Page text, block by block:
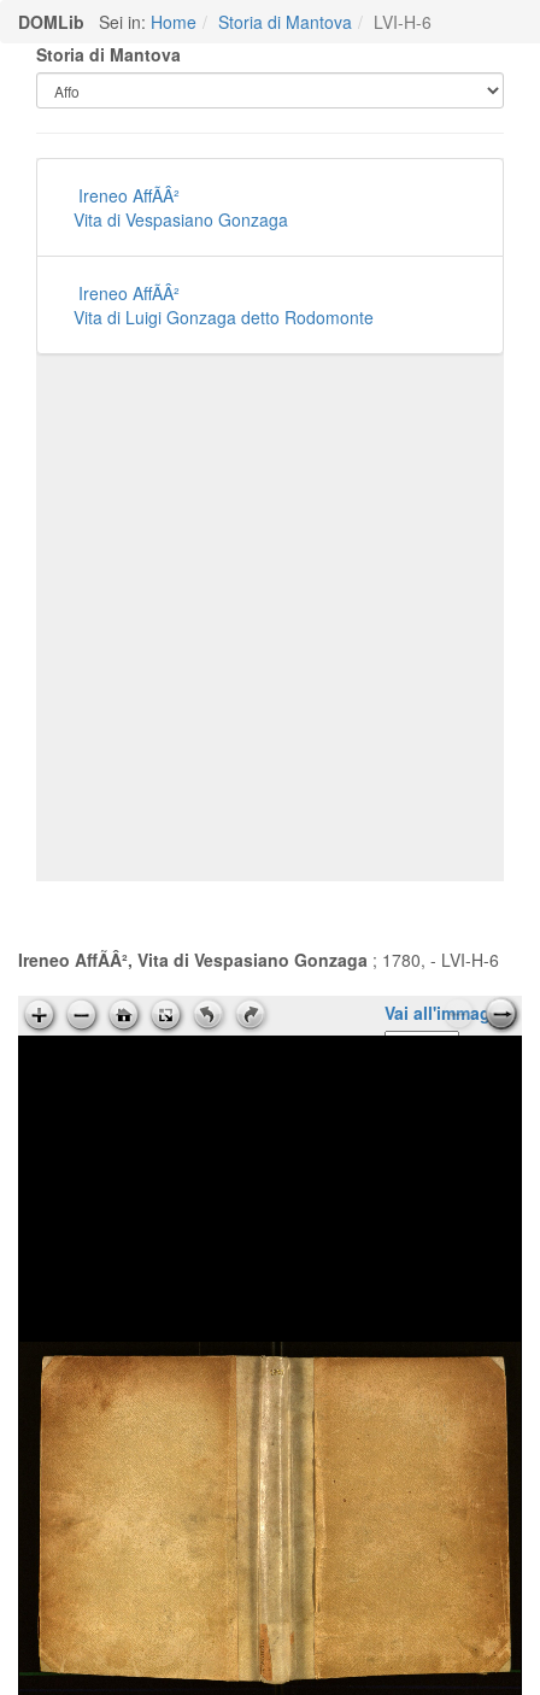
DOMLib Sei in: Home Storia di Mantova
LVI-H-6
Storia di Mantova
Ireneo AffÃÂ²
Vita di Vespasiano Gonzaga
Ireneo AffÃÂ²
Vita di Luigi Gonzaga detto Rodomonte
Ireneo AffÃÂ², Vita di Vespasiano Gonzaga ; 1780, - LVI-H-6
Vai all'immagine